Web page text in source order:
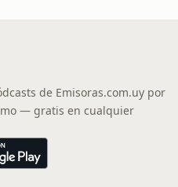
de Emisoras.com.uy por
— gratis en cualquier